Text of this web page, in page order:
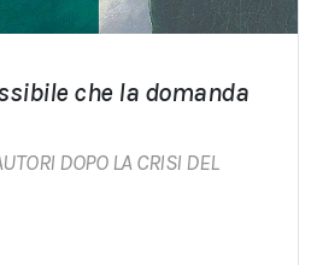
che la domanda
DOPO LA CRISI DEL